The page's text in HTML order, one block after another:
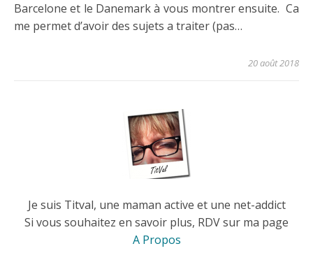
Barcelone et le Danemark à vous montrer ensuite. Ca
me permet d’avoir des sujets a traiter (pas…
20 août 2018
Je suis Titval, une maman active et une net-addict
Si vous souhaitez en savoir plus, RDV sur ma page
A Propos